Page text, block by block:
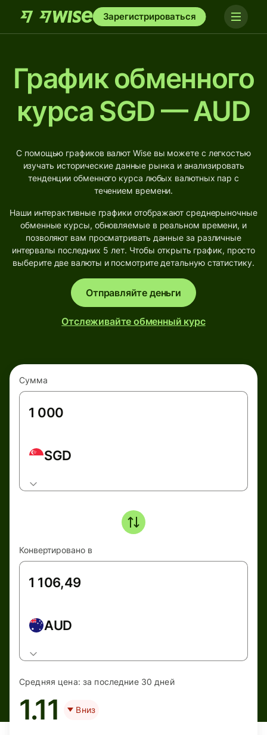
Зарегистрироваться
График обменного
курса SGD — AUD
С помощью графиков валют Wise вы можете с легкостью
изучать исторические данные рынка и анализировать
тенденции обменного курса любых валютных пар с
течением времени.
Наши интерактивные графики отображают среднерыночные
обменные курсы, обновляемые в реальном времени, и
позволяют вам просматривать данные за различные
интервалы последних 5 лет. Чтобы открыть график, просто
выберите две валюты и посмотрите детальную статистику.
Отправляйте деньги
Отслеживайте обменный курс
Сумма
SGD
Конвертировано в
AUD
Средняя цена: за последние 30 дней
1.11 Вниз